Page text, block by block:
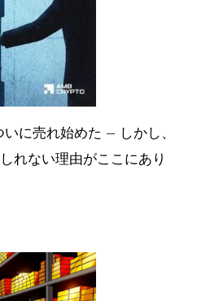
に売れ始めた – しかし、
れない理由がここにあり